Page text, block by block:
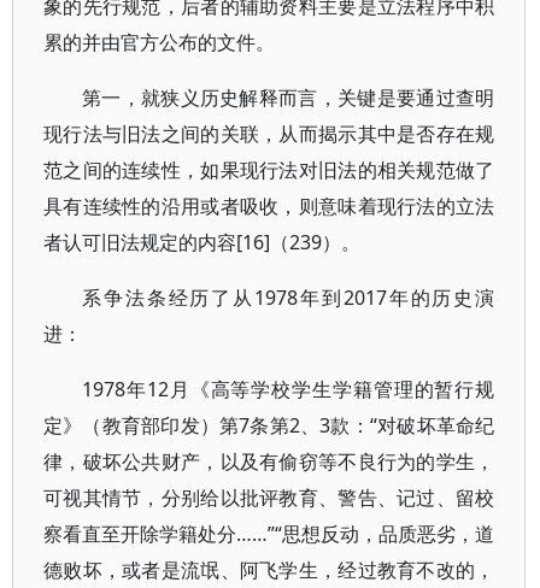
象的先行规范，后者的辅助资料主要是立法程序中积
累的并由官方公布的文件。
第一，就狭义历史解释而言，关键是要通过查明
现行法与旧法之间的关联，从而揭示其中是否存在规
范之间的连续性，如果现行法对旧法的相关规范做了
具有连续性的沿用或者吸收，则意味着现行法的立法
者认可旧法规定的内容[16]（239）。
系争法条经历了从1978年到2017年的历史演
进：
1978年12月《高等学校学生学籍管理的暂行规
定》（教育部印发）第7条第2、3款：“对破坏革命纪
律，破坏公共财产，以及有偷窃等不良行为的学生，
可视其情节，分别给以批评教育、警告、记过、留校
察看直至开除学籍处分……”“思想反动，品质恶劣，道
德败坏，或者是流氓、阿飞学生，经过教育不改的，